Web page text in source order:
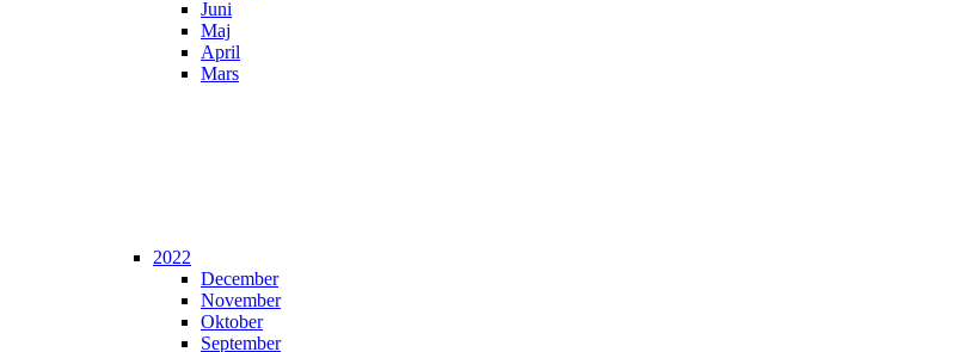
Juni
Maj
April
Mars
2022
December
November
Oktober
September